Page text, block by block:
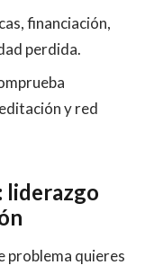
financiación,
perdida.
y red
liderazgo
problema quieres